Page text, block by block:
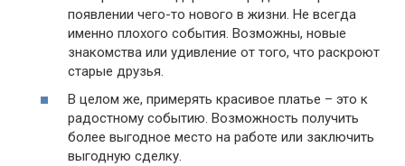
появлении чего-то нового в жизни. Не всегда
именно плохого события. Возможны, новые
знакомства или удивление от того, что раскроют
старые друзья.
В целом же, примерять красивое платье – это к
радостному событию. Возможность получить
более выгодное место на работе или заключить
выгодную сделку.